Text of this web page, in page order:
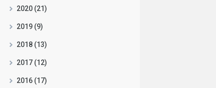
2020 (21)
2019 (9)
2018 (13)
2017 (12)
2016 (17)